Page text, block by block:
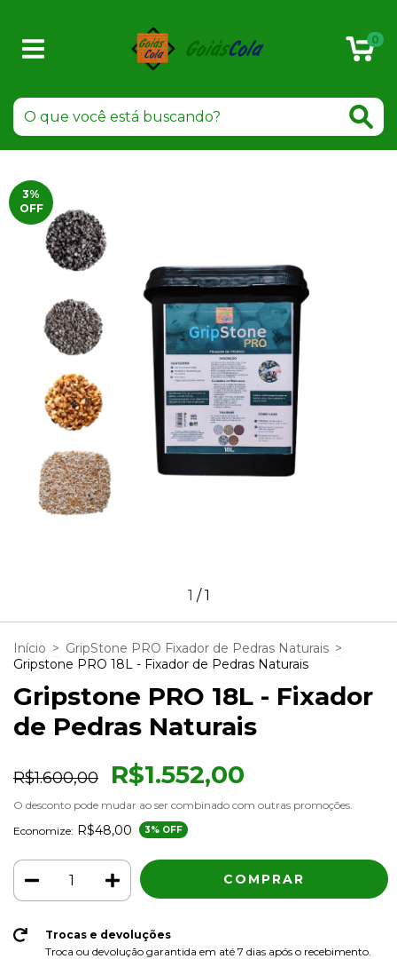
0
3%
OFF
1 /1
Início > GripStone PRO Fixador de Pedras Naturais >
Gripstone PRO 18L - Fixador de Pedras Naturais
Gripstone PRO 18L - Fixador
de Pedras Naturais
R$1.600,00 R$1.552,00
O desconto pode mudar ao ser combinado com outras promoções.
Economize: R$48,00 3% OFF
Trocas e devoluções
Troca ou devolução garantida em até 7 dias após o recebimento.